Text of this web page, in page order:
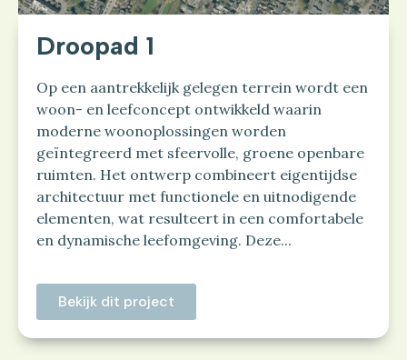
Droopad 1
Op een aantrekkelijk gelegen terrein wordt een
woon- en leefconcept ontwikkeld waarin
moderne woonoplossingen worden
geïntegreerd met sfeervolle, groene openbare
ruimten. Het ontwerp combineert eigentijdse
architectuur met functionele en uitnodigende
elementen, wat resulteert in een comfortabele
en dynamische leefomgeving. Deze...
Bekijk dit project